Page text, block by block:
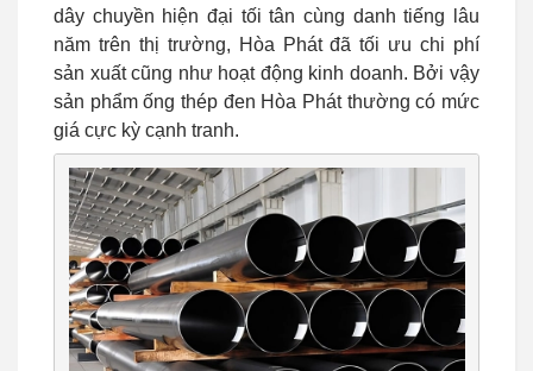
dây chuyền hiện đại tối tân cùng danh tiếng lâu
năm trên thị trường, Hòa Phát đã tối ưu chi phí
sản xuất cũng như hoạt động kinh doanh. Bởi vậy
sản phẩm ống thép đen Hòa Phát thường có mức
giá cực kỳ cạnh tranh.